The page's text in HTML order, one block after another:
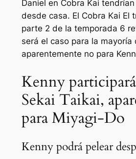
Daniel en Cobra Kai
desde casa. El Cobra Kai El
parte 2 de la temporada 6
será el caso para la mayoría
aparentemente no para
Kenny
Sekai Taikai,
para Miyagi-Do
Kenny podrá pelear